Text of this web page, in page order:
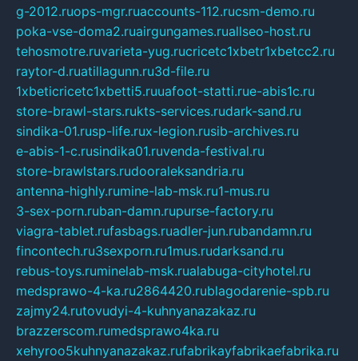
g-2012.ruops-mgr.ruaccounts-112.rucsm-demo.ru
poka-vse-doma2.ruairgungames.ruallseo-host.ru
tehosmotre.ruvarieta-yug.rucricetc1xbetr1xbetcc2.ru
raytor-d.ruatillagunn.ru3d-file.ru
1xbeticricetc1xbetti5.ruuafoot-statti.rue-abis1c.ru
store-brawl-stars.rukts-services.rudark-sand.ru
sindika-01.rusp-life.rux-legion.rusib-archives.ru
e-abis-1-c.rusindika01.ruvenda-festival.ru
store-brawlstars.rudooraleksandria.ru
antenna-highly.rumine-lab-msk.ru1-mus.ru
3-sex-porn.ruban-damn.rupurse-factory.ru
viagra-tablet.rufasbags.ruadler-jun.rubandamn.ru
fincontech.ru3sexporn.ru1mus.rudarksand.ru
rebus-toys.ruminelab-msk.rualabuga-cityhotel.ru
medsprawo-4-ka.ru2864420.rublagodarenie-spb.ru
zajmy24.rutovudyi-4-kuhnyanazakaz.ru
brazzerscom.rumedsprawo4ka.ru
xehyroo5kuhnyanazakaz.rufabrikayfabrikaefabrika.ru